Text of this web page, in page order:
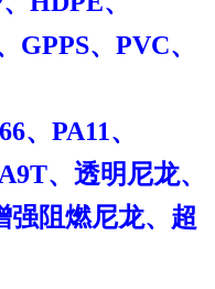
、PVC、
、PA11、
、透明尼龙、
强阻燃尼龙、超